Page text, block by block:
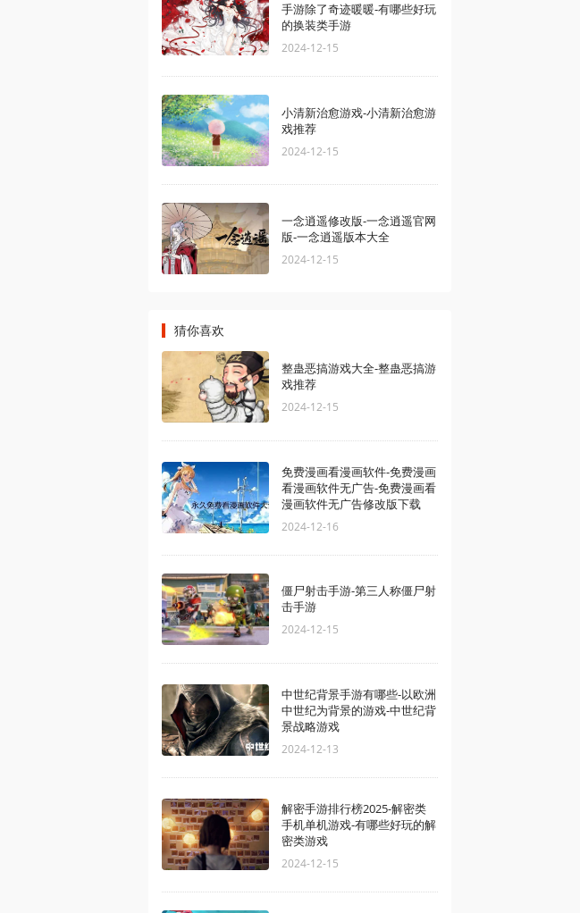
手游除了奇迹暖暖-有哪些好玩
的换装类手游
2024-12-15
小清新治愈游戏-小清新治愈游
戏推荐
2024-12-15
一念逍遥修改版-一念逍遥官网
版-一念逍遥版本大全
2024-12-15
猜你喜欢
整蛊恶搞游戏大全-整蛊恶搞游
戏推荐
2024-12-15
免费漫画看漫画软件-免费漫画
看漫画软件无广告-免费漫画看
漫画软件无广告修改版下载
2024-12-16
僵尸射击手游-第三人称僵尸射
击手游
2024-12-15
中世纪背景手游有哪些-以欧洲
中世纪为背景的游戏-中世纪背
景战略游戏
2024-12-13
解密手游排行榜2025-解密类
手机单机游戏-有哪些好玩的解
密类游戏
2024-12-15